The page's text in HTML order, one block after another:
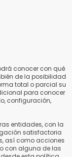
conocer con qué
de la posibilidad
total o parcial su
para conocer
configuración,
entidades, con la
satisfactoria
así como acciones
con alguna de las